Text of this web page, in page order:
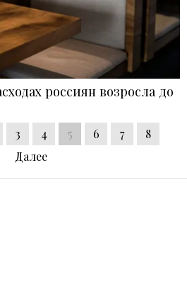
россиян возросла до
3 4 5 6 7
8
Далее